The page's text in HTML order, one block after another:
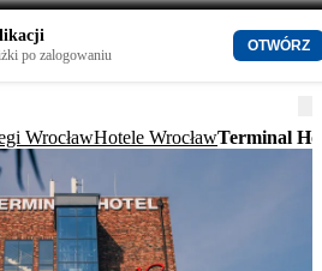
po zalogowaniu
OTWÓRZ
WrocławHotele WrocławTerminal